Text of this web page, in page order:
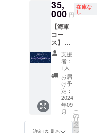
翔・池
田明日
香・小
山田雅
貴・三
枝聖) ・
SPカー
テン
コール
台本
35,
000 円
在庫な
し
【海軍
コー
ス】 ・
海軍エ
ンブレ
ムタペ
スト
リー(A1
サイズ
H841m
m×W59
4mm・
サイン
入り／
支援
者：
1人
お届
け予
定：
2024
年09
月
詳細を見る
こ
の
リ
タ
ー